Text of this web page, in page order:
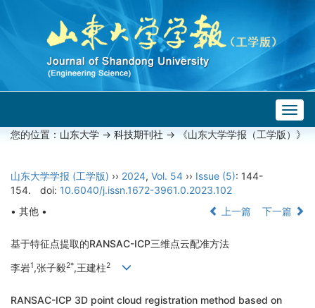
您的位置： 山东大学 -> 科技期刊社 -> 《山东大学学报（工学版）》
山东大学学报 (工学版) ›› 2024, Vol. 54 ›› Issue (5): 144-
154.
doi: 10.6040/j.issn.1672-3961.0.2023.102
• 其他 •
上一篇 下一篇
基于特征点提取的RANSAC-ICP三维点云配准方法
李岩1,张子毅2*,王建柱2
RANSAC-ICP 3D point cloud registration method based on